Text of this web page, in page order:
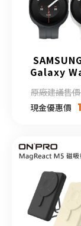
Galaxy
原廠建議售
現金優惠價